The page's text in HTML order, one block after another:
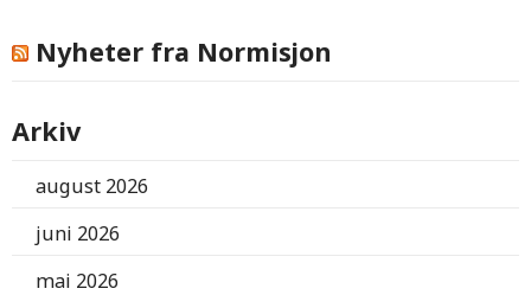
Nyheter fra Normisjon
Arkiv
august 2026
juni 2026
mai 2026